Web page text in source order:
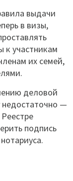
выдачи
в визы,
к участникам
их семей,
деловой
недостаточно —
подпись